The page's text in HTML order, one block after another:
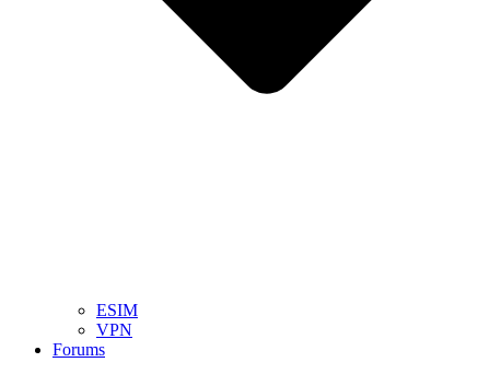
ESIM
VPN
Forums